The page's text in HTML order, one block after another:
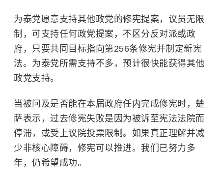
为泰党愿意支持其他政党的修宪提案，议员无限
制，可支持任何政党提案，不区分反对派或政
府，只要共同目标指向第256条修宪并制定新宪
法。为泰党所需支持不多，预计很快能获得其他
政党支持。
当被问及是否能在本届政府任内完成修宪时，楚
萨表示，过去修宪失败是因为被诉至宪法法院而
停滞，或受上议院投票限制。如果真正理解并减
少非核心障碍，修宪可以推进。我们已努力多
年，仍希望成功。